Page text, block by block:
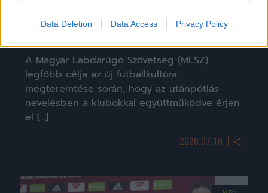
Data Deletion Data Access Privacy Policy
MLSZ: új feladatban Tőzsér, Juhász, Huszti és
A Magyar Labdarúgó Szövetség (MLSZ)
legfőbb célja az új futballkultúra
megteremtése során, hogy az utánpótlás-
nevelésben a klubokkal együttműködve érjen
el […]
2020.07.10. |